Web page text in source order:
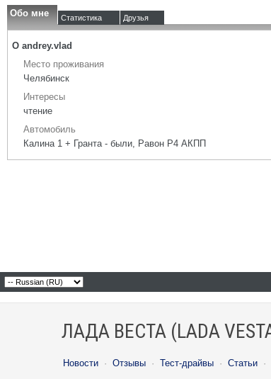
Обо мне Статистика Друзья
О andrey.vlad
Место проживания
Челябинск
Интересы
чтение
Автомобиль
Калина 1 + Гранта - были, Равон Р4 АКПП
ЛАДА ВЕСТА (LADA
Новости · Отзывы · Тест-драйвы · Статьи ·